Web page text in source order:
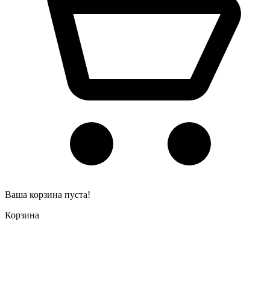
Ваша корзина пуста!
Корзина